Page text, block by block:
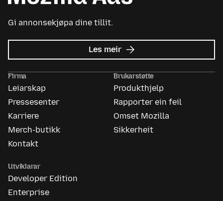
Gi annonsekjøpa dine tillit.
Les meir om
Mozilla
Firma
Leiarskap
Pressesenter
Karriere
Merch-butikk
Kontakt
Brukarstøtte
Produkthjelp
Rapporter ein feil
Omset Mozilla
Sikkerheit
Utviklarar
Developer Edition
Enterprise